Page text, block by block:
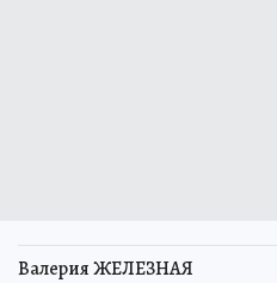
Валерия ЖЕЛЕЗНАЯ